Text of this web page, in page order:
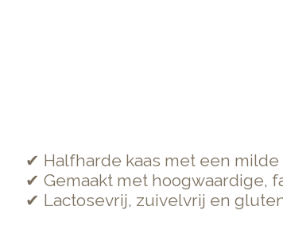
✔ Halfharde kaas met een milde
✔ Gemaakt met hoogwaardige,
✔ Lactosevrij, zuivelvrij en